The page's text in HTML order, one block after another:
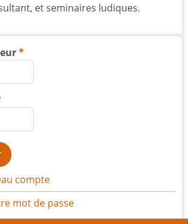
et seminaires ludiques.
compte
mot de passe